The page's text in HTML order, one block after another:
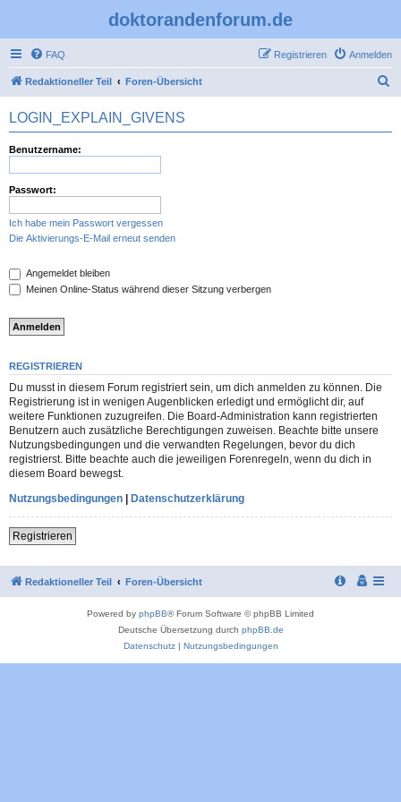
doktorandenforum.de
FAQ Anmelden
Registrieren
Redaktioneller Teil Foren-Übersicht
LOGIN_EXPLAIN_GIVENS
Benutzername:
Passwort:
Ich habe mein Passwort vergessen
Die Aktivierungs-E-Mail erneut senden
Angemeldet bleiben
Meinen Online-Status während dieser Sitzung verbergen
REGISTRIEREN
Du musst in diesem Forum registriert sein, um dich anmelden zu können. Die
Registrierung ist in wenigen Augenblicken erledigt und ermöglicht dir, auf
weitere Funktionen zuzugreifen. Die Board-Administration kann registrierten
Benutzern auch zusätzliche Berechtigungen zuweisen. Beachte bitte unsere
Nutzungsbedingungen und die verwandten Regelungen, bevor du dich
registrierst. Bitte beachte auch die jeweiligen Forenregeln, wenn du dich in
diesem Board bewegst.
Nutzungsbedingungen | Datenschutzerklärung
Registrieren
Redaktioneller Teil Foren-Übersicht
Powered by phpBB® Forum Software © phpBB Limited
Deutsche Übersetzung durch phpBB.de
Datenschutz| Nutzungsbedingungen